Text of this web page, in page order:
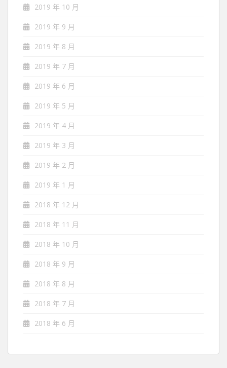
2019 年 10 月
2019 年 9 月
2019 年 8 月
2019 年 7 月
2019 年 6 月
2019 年 5 月
2019 年 4 月
2019 年 3 月
2019 年 2 月
2019 年 1 月
2018 年 12 月
2018 年 11 月
2018 年 10 月
2018 年 9 月
2018 年 8 月
2018 年 7 月
2018 年 6 月